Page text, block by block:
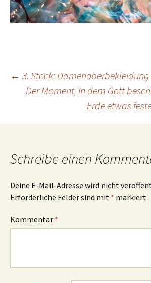
Beitrags-
Navigation
← 3. Stock: Damenoberbekleidung
Der Moment, in dem Gott
Erde etwas
Schreibe einen
Deine E-Mail-Adresse wird nicht
Erforderliche Felder sind mit * markiert
Kommentar *